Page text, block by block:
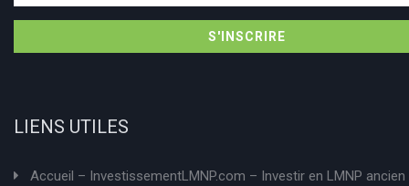
LIENS UTILES
Accueil – InvestissementLMNP.com – Investir en LMNP